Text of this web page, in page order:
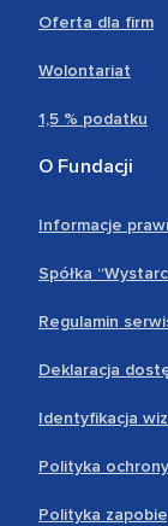
Oferta dla firm
Wolontariat
1,5 % podatku
O Fundacji
Informacje
Spółka
Regulamin
Deklaracja
Identyfikacja
Polityka
Polityka